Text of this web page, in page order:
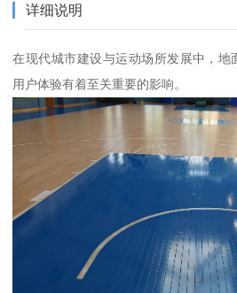
详细说明
在现代城市建设与运动场所发展中，地
用户体验有着至关重要的影响。